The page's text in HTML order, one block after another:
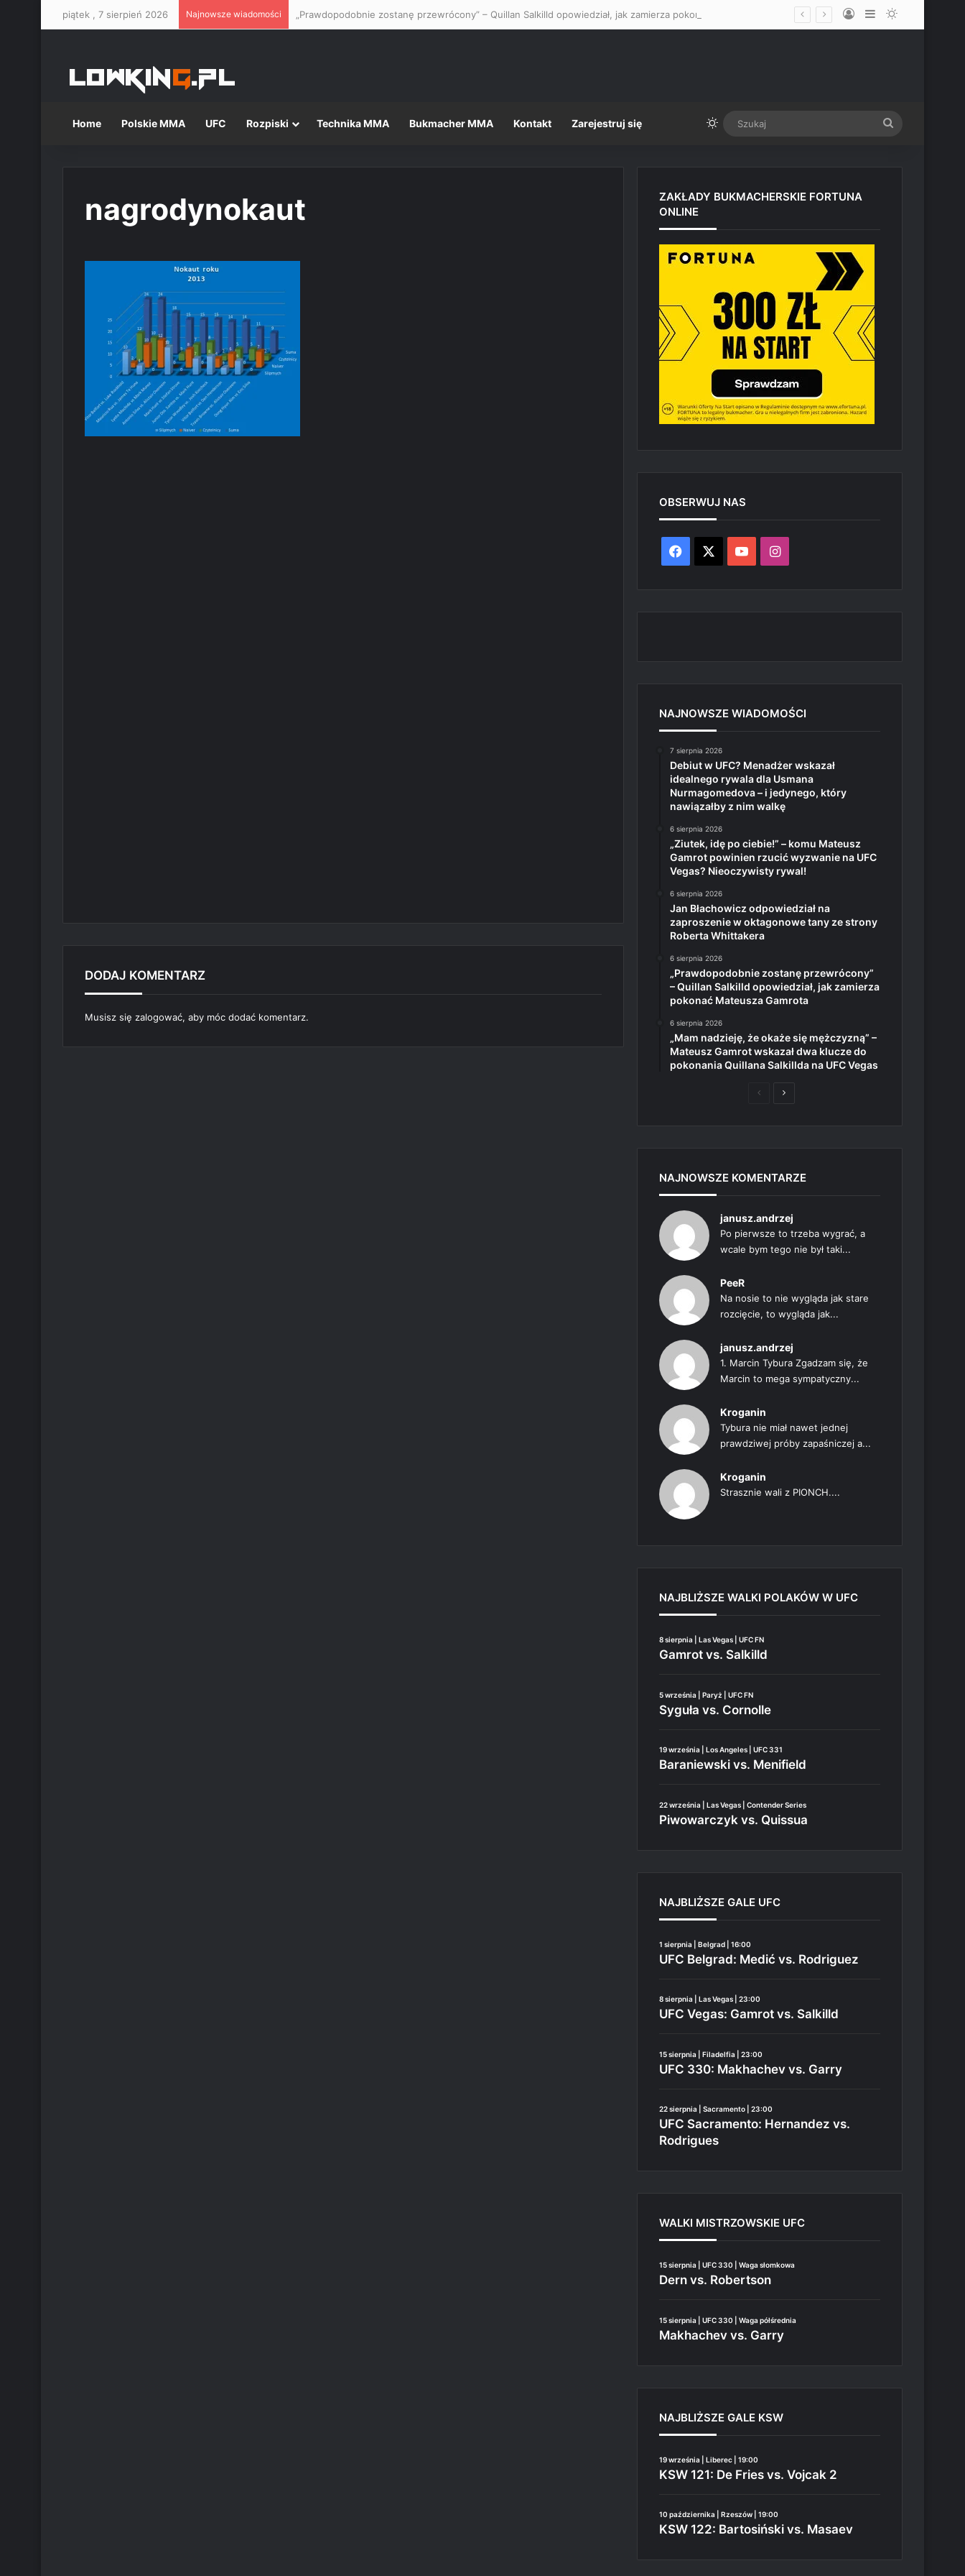
piątek , 7 sierpień 2026 Najnowsze wiadomości Log InSidebarSwitch skin
Home Polskie MMA UFC Rozpiski Technika MMA Bukmacher MMA Kontakt Zarejestruj się Switch skin
nagrodynokaut
DODAJ KOMENTARZ
Musisz się zalogować, aby móc dodać komentarz.
ZAKŁADY BUKMACHERSKIE FORTUNA
ONLINE
OBSERWUJ NAS
Facebook YouTubeInstagram
NAJNOWSZE WIADOMOŚCI
7 sierpnia 2026
Debiut w UFC? Menadżer wskazał
idealnego rywala dla Usmana
Nurmagomedova – i jedynego, który
nawiązałby z nim walkę
6 sierpnia 2026
„Ziutek, idę po ciebie!” – komu Mateusz
Gamrot powinien rzucić wyzwanie na UFC
Vegas? Nieoczywisty rywal!
6 sierpnia 2026
Jan Błachowicz odpowiedział na
zaproszenie w oktagonowe tany ze strony
Roberta Whittakera
6 sierpnia 2026
„Prawdopodobnie zostanę przewrócony”
– Quillan Salkilld opowiedział, jak zamierza
pokonać Mateusza Gamrota
6 sierpnia 2026
„Mam nadzieję, że okaże się mężczyzną” –
Mateusz Gamrot wskazał dwa klucze do
pokonania Quillana Salkillda na UFC Vegas
PoprzedniaNastępna
NAJNOWSZE KOMENTARZE
janusz.andrzej
Po pierwsze to trzeba wygrać, a
wcale bym tego nie był taki...
PeeR
Na nosie to nie wygląda jak stare
rozcięcie, to wygląda jak...
janusz.andrzej
1. Marcin Tybura Zgadzam się, że
Marcin to mega sympatyczny...
Kroganin
Tybura nie miał nawet jednej
prawdziwej próby zapaśniczej a...
Kroganin
Strasznie wali z PIONCH....
NAJBLIŻSZE WALKI POLAKÓW W UFC
8 sierpnia | Las Vegas | UFC FN
Gamrot vs. Salkilld
5 września | Paryż | UFC FN
Syguła vs. Cornolle
19 września | Los Angeles | UFC 331
Baraniewski vs. Menifield
22 września | Las Vegas | Contender Series
Piwowarczyk vs. Quissua
NAJBLIŻSZE GALE UFC
1 sierpnia | Belgrad | 16:00
UFC Belgrad: Medić vs. Rodriguez
8 sierpnia | Las Vegas | 23:00
UFC Vegas: Gamrot vs. Salkilld
15 sierpnia | Filadelfia | 23:00
UFC 330: Makhachev vs. Garry
22 sierpnia | Sacramento | 23:00
UFC Sacramento: Hernandez vs.
Rodrigues
WALKI MISTRZOWSKIE UFC
15 sierpnia | UFC 330 | Waga słomkowa
Dern vs. Robertson
15 sierpnia | UFC 330 | Waga półśrednia
Makhachev vs. Garry
NAJBLIŻSZE GALE KSW
19 września | Liberec | 19:00
KSW 121: De Fries vs. Vojcak 2
10 października | Rzeszów | 19:00
KSW 122: Bartosiński vs. Masaev